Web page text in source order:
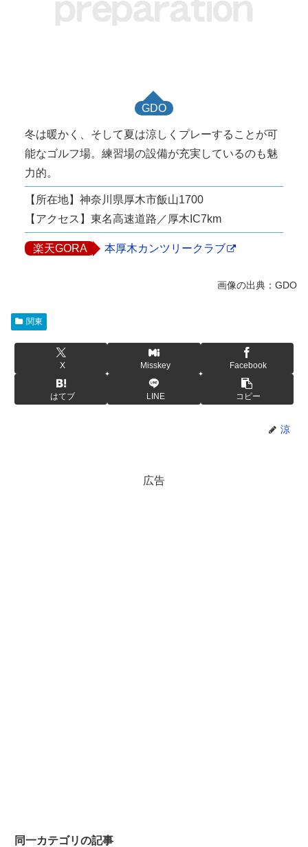
GDO
冬は暖かく、そして夏は涼しくプレーすることが可
能なゴルフ場。練習場の設備が充実しているのも魅
力的。
【所在地】神奈川県厚木市飯山1700
【アクセス】東名高速道路／厚木IC7km
楽天GORA 本厚木カンツリークラブ
関東
X Misskey Facebook
はてブ LINE コピー
涼
広告
同一カテゴリの記事